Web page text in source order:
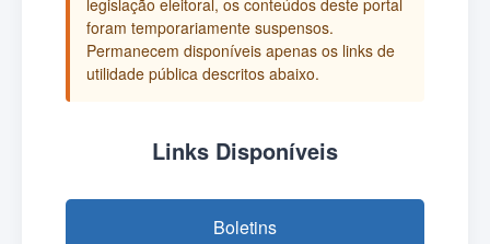
legislação eleitoral, os conteúdos deste portal
foram temporariamente suspensos.
Permanecem disponíveis apenas os links de
utilidade pública descritos abaixo.
Links Disponíveis
Boletins